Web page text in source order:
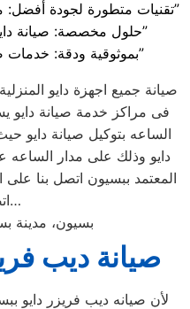
“تقنيات متطورة لجودة أفضل: مركز صيانة دايو في بسيون”
“حلول مخصصة: صيانة دايو الشاملة في بسيون”
“بموثوقية ودقة: خدمات صيانة دايو في بسيون”
صيانة جميع اجهزة دايو
فى مراكز خدمة صيانة دايو
الساعه بتوكيل صيانة دايو
دايو وذلك على مدار الساعه
المعتمد ببسيون اتصل بنا
اتصل بنا…
بسيون، مدينة
صيانة ديب
لأن صيانه ديب فريزر دايو